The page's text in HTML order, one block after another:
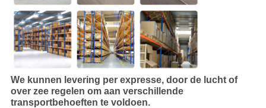
We kunnen levering per expresse, door de lucht of
over zee regelen om aan verschillende
transportbehoeften te voldoen.